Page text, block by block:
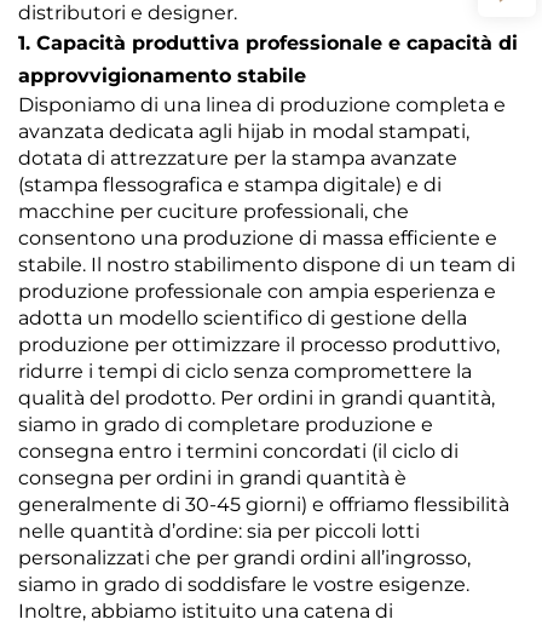
distributori e designer.
1. Capacità produttiva professionale e capacità di
approvvigionamento stabile
Disponiamo di una linea di produzione completa e
avanzata dedicata agli hijab in modal stampati,
dotata di attrezzature per la stampa avanzate
(stampa flessografica e stampa digitale) e di
macchine per cuciture professionali, che
consentono una produzione di massa efficiente e
stabile. Il nostro stabilimento dispone di un team di
produzione professionale con ampia esperienza e
adotta un modello scientifico di gestione della
produzione per ottimizzare il processo produttivo,
ridurre i tempi di ciclo senza compromettere la
qualità del prodotto. Per ordini in grandi quantità,
siamo in grado di completare produzione e
consegna entro i termini concordati (il ciclo di
consegna per ordini in grandi quantità è
generalmente di 30-45 giorni) e offriamo flessibilità
nelle quantità d’ordine: sia per piccoli lotti
personalizzati che per grandi ordini all’ingrosso,
siamo in grado di soddisfare le vostre esigenze.
Inoltre, abbiamo istituito una catena di